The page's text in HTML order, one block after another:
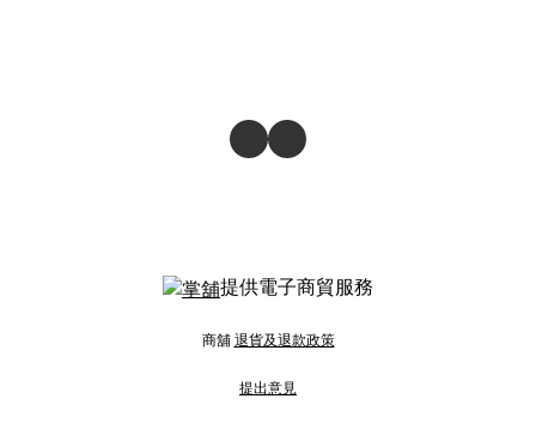
提供電子商貿服務
商舖 退貨及退款政策
提出意見